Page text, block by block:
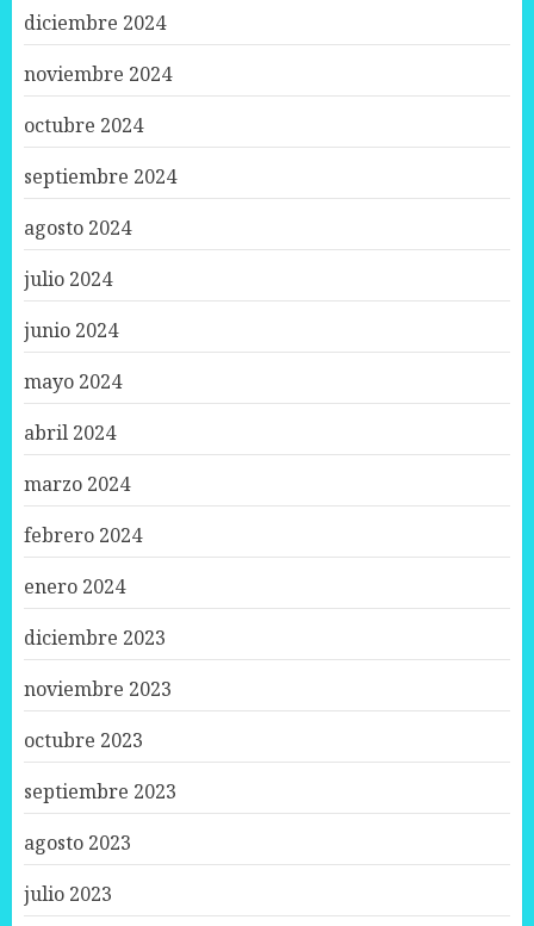
diciembre 2024
noviembre 2024
octubre 2024
septiembre 2024
agosto 2024
julio 2024
junio 2024
mayo 2024
abril 2024
marzo 2024
febrero 2024
enero 2024
diciembre 2023
noviembre 2023
octubre 2023
septiembre 2023
agosto 2023
julio 2023